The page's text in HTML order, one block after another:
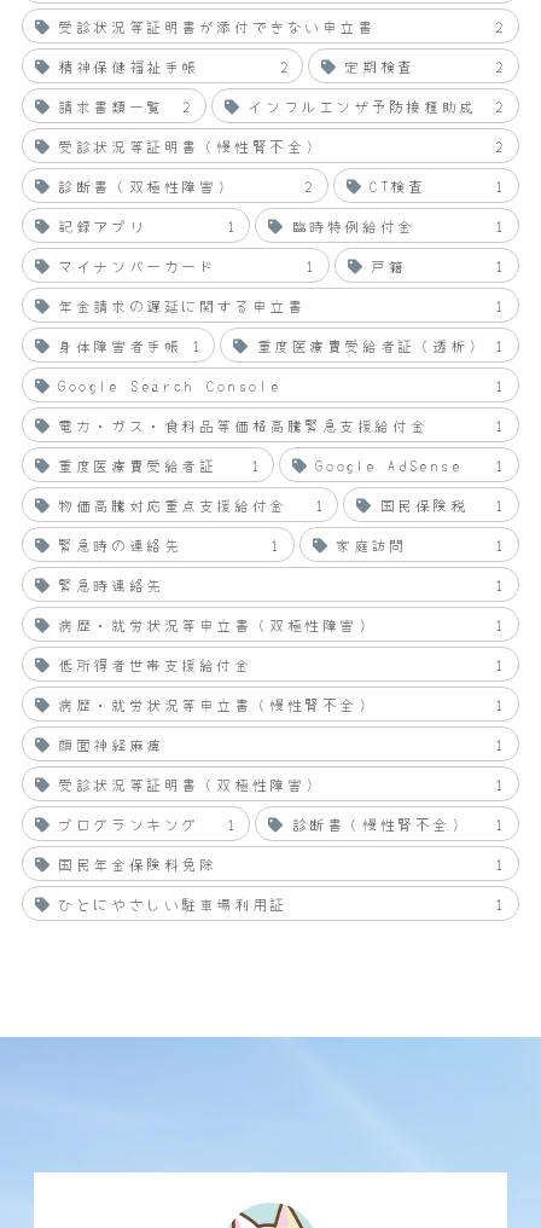
受診状況等証明書が添付できない申立書
2
精神保健福祉手帳
2 定期検査
2
請求書類一覧
2 インフルエンザ予防接種助成
2
受診状況等証明書（慢性腎不全）
2
診断書（双極性障害）
2 CT検査
1
記録アプリ
1 臨時特例給付金
1
マイナンバーカード
1 戸籍
1
年金請求の遅延に関する申立書
1
身体障害者手帳
1 重度医療費受給者証（透析）
1
Google Search Console
1
電力・ガス・食料品等価格高騰緊急支援給付金
1
重度医療費受給者証
1 Google AdSense
1
物価高騰対応重点支援給付金
1 国民保険税
1
緊急時の連絡先
1 家庭訪問
1
緊急時連絡先
1
病歴・就労状況等申立書（双極性障害）
1
低所得者世帯支援給付金
1
病歴・就労状況等申立書（慢性腎不全）
1
顔面神経麻痺
1
受診状況等証明書（双極性障害）
1
ブログランキング
1 診断書（慢性腎不全）
1
国民年金保険料免除
1
ひとにやさしい駐車場利用証
1